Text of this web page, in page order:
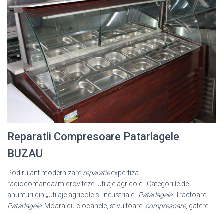
Reparatii Compresoare Patarlagele
BUZAU
Pod rulant modernizare, reparatieexpertiza +
radiocomanda/microviteze. Utilaje agricole . Categoriile de
anunturi din „Utilaje agricole si industriale” Patarlagele: Tractoare
Patarlagele. Moara cu ciocanele, stivuitoare, compresoare, gatere.